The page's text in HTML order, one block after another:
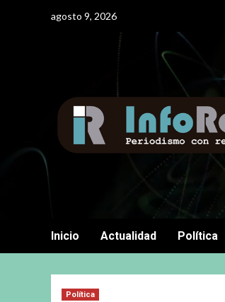
agosto 9, 2026
Inicio Actualidad Política
Política